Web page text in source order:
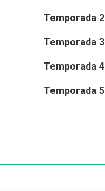
Temporada 2
Temporada 3
Temporada 4
Temporada 5